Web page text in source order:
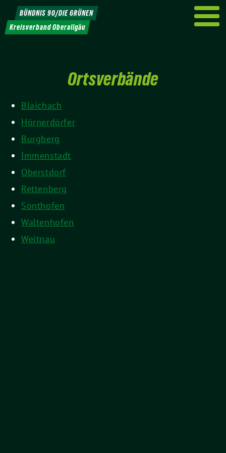
Weiter
zum
Inhalt
BÜNDNIS 90/DIE GRÜNEN
Kreisverband Oberallgäu
Ortsverbände
Blaichach
Hörnerdörfer
Burgberg
Immenstadt
Oberstdorf
Rettenberg
Sonthofen
Waltenhofen
Weitnau